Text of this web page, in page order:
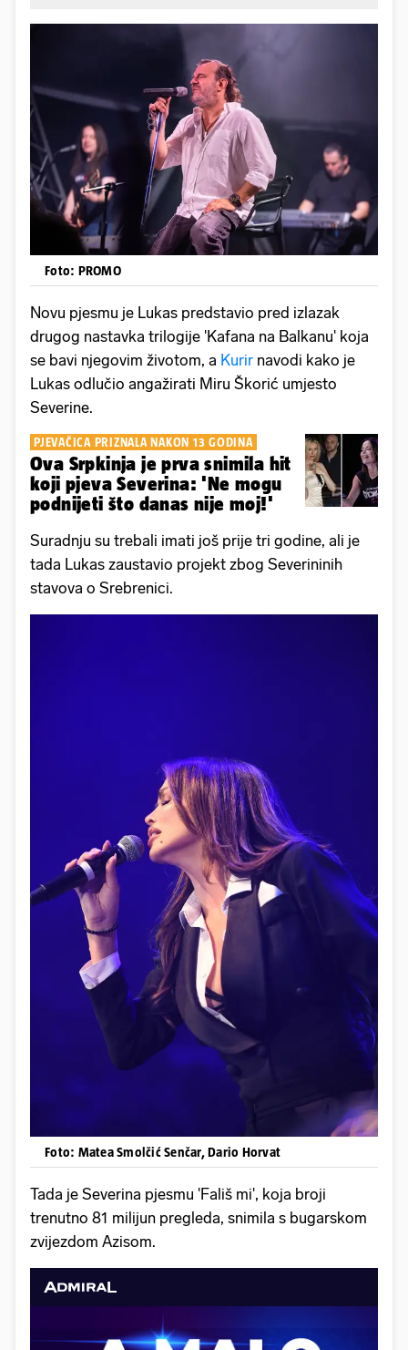
Foto: PROMO
Novu pjesmu je Lukas predstavio pred izlazak
drugog nastavka trilogije 'Kafana na Balkanu' koja
se bavi njegovim životom, a Kurir navodi kako je
Lukas odlučio angažirati Miru Škorić umjesto
Severine.
PJEVAČICA PRIZNALA NAKON 13 GODINA
Ova Srpkinja je prva snimila hit
koji pjeva Severina: 'Ne mogu
podnijeti što danas nije moj!'
Suradnju su trebali imati još prije tri godine, ali je
tada Lukas zaustavio projekt zbog Severininih
stavova o Srebrenici.
Foto: Matea Smolčić Senčar, Dario Horvat
Tada je Severina pjesmu 'Fališ mi', koja broji
trenutno 81 milijun pregleda, snimila s bugarskom
zvijezdom Azisom.